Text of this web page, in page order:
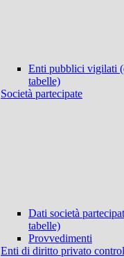
Enti pubblici vigilati
tabelle)
Società partecipate
Dati società
tabelle)
Provvedimenti
Enti di diritto privato